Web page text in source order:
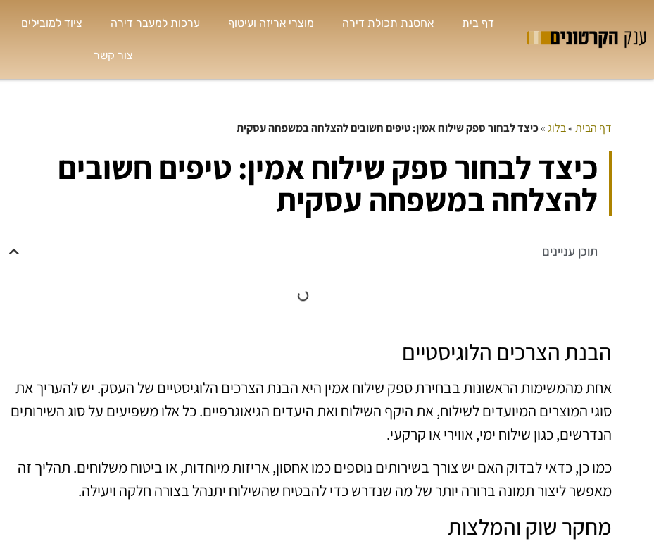
דף בית אחסנת תכולת דירה מוצרי אריזה ועיטוף ערכות למעבר דירה ציוד למובילים
צור קשר
דף הבית»בלוג»כיצד לבחור ספק שילוח אמין: טיפים חשובים להצלחה במשפחה עסקית
כיצד לבחור ספק שילוח אמין: טיפים חשובים
להצלחה במשפחה עסקית
תוכן עניינים
הבנת הצרכים הלוגיסטיים
אחת מהמשימות הראשונות בבחירת ספק שילוח אמין היא הבנת הצרכים הלוגיסטיים של העסק. יש להעריך את
סוגי המוצרים המיועדים לשילוח, את היקף השילוח ואת היעדים הגיאוגרפיים. כל אלו משפיעים על סוג השירותים
הנדרשים, כגון שילוח ימי, אווירי או קרקעי.
כמו כן, כדאי לבדוק האם יש צורך בשירותים נוספים כמו אחסון, אריזות מיוחדות, או ביטוח משלוחים. תהליך זה
מאפשר ליצור תמונה ברורה יותר של מה שנדרש כדי להבטיח שהשילוח יתנהל בצורה חלקה ויעילה.
מחקר שוק והמלצות